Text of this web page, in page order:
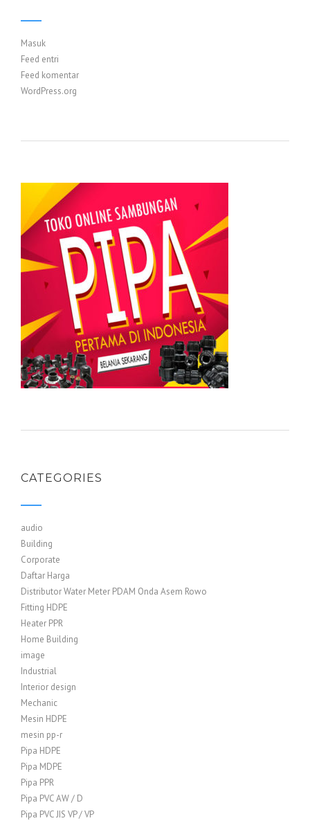
Masuk
Feed entri
Feed komentar
WordPress.org
CATEGORIES
audio
Building
Corporate
Daftar Harga
Distributor Water Meter PDAM Onda Asem Rowo
Fitting HDPE
Heater PPR
Home Building
image
Industrial
Interior design
Mechanic
Mesin HDPE
mesin pp-r
Pipa HDPE
Pipa MDPE
Pipa PPR
Pipa PVC AW / D
Pipa PVC JIS VP / VP